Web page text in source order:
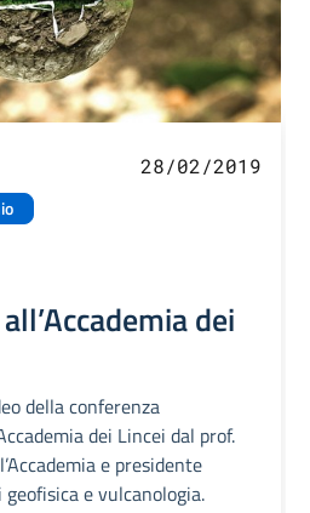
28/02/2019
dei
della conferenza
dei Lincei dal prof.
e presidente
e vulcanologia.